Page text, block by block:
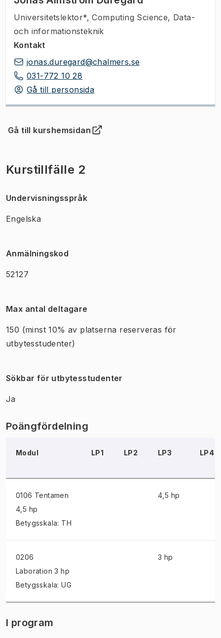
Universitetslektor*, Computing Science, Data-
och informationsteknik
Kontakt
jonas.duregard@chalmers.se
031-772 10 28
Gå till personsida
Gå till kurshemsidan
(Öppnas i ny flik)
Kurstillfälle 2
Undervisningsspråk
Engelska
Anmälningskod
52127
Max antal deltagare
150 (minst 10% av platserna reserveras för
utbytesstudenter)
Sökbar för utbytesstudenter
Ja
Poängfördelning
Modul LP1 LP2 LP3 LP4
0106 Tentamen
4,5 hp
Betygsskala: TH
4,5 hp
0206
Laboration 3 hp
Betygsskala: UG
3 hp
I program